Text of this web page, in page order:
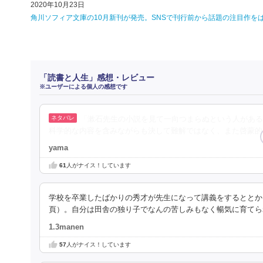
2020年10月23日
角川ソフィア文庫の10月新刊が発売。SNSで刊行前から話題の注目作を
「読書と人生」感想・レビュー
※ユーザーによる個人の感想です
科学的な内容を含みながらも決して難解ではなく、また啓蒙
yama
61人がナイス！しています
学校を卒業したばかりの秀才が先生になって講義をするとと
頁）。自分は田舎の独り子でなんの苦しみもなく暢気に育て
1.3manen
57人がナイス！しています